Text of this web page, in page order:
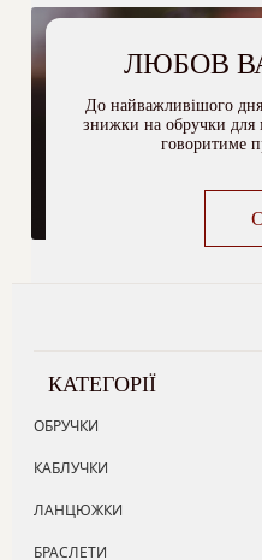
ЛЮБОВ
До найважливішого
знижки на обручки для
говоритиме
КАТЕГОРІЇ
ОБРУЧКИ
КАБЛУЧКИ
ЛАНЦЮЖКИ
БРАСЛЕТИ